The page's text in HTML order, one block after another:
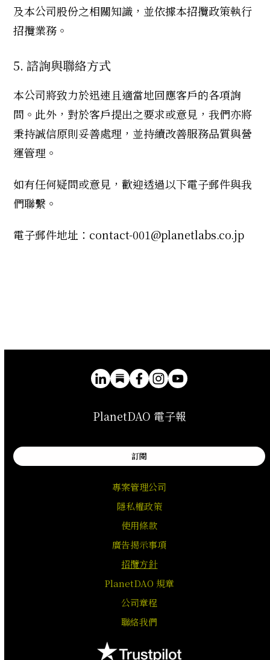
及本公司股份之相關知識，並依據本招攬政策執行
招攬業務。
5. 諮詢與聯絡方式
本公司將致力於迅速且適當地回應客戶的各項詢
問。此外，對於客戶提出之要求或意見，我們亦將
秉持誠信原則妥善處理，並持續改善服務品質與營
運管理。
如有任何疑問或意見，歡迎透過以下電子郵件與我
們聯繫。
電子郵件地址：contact-001@planetlabs.co.jp
PlanetDAO 電子報
訂閱
專案管理公司
隱私權政策
使用條款
廣告揭示事項
招攬方針
PlanetDAO 規章
公司章程
聯絡我們